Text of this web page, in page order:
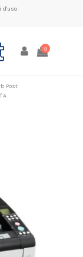
d'uso
0
Post
A